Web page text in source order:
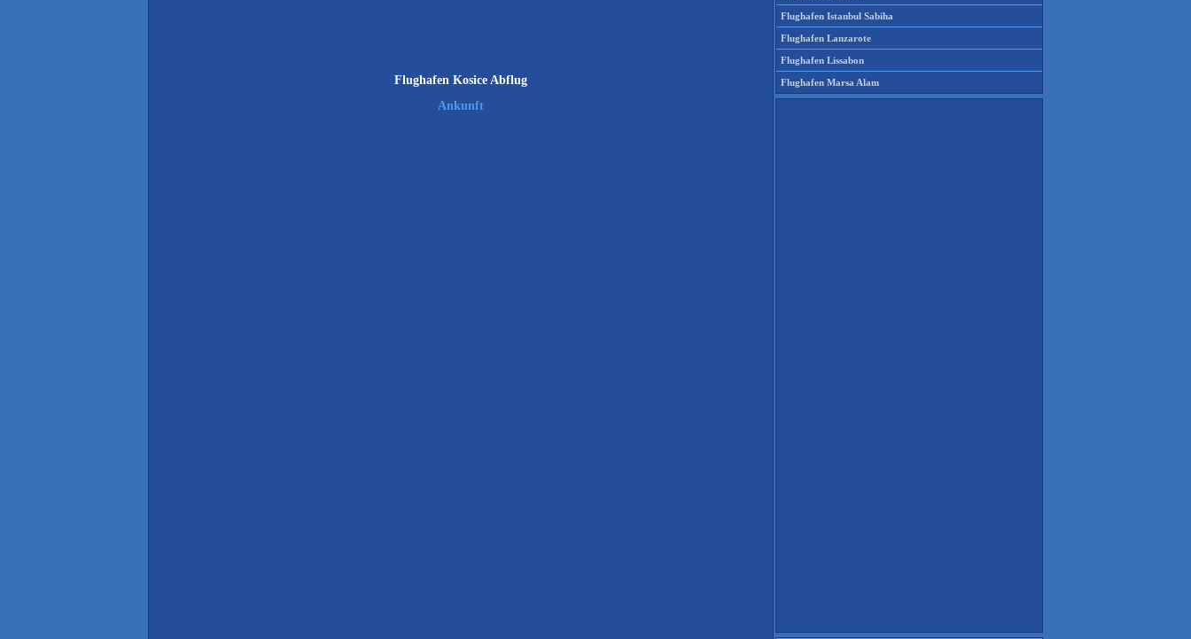
Flughafen Kosice Abflug
Ankunft
Flughafen Istanbul Sabiha
Flughafen Lanzarote
Flughafen Lissabon
Flughafen Marsa Alam